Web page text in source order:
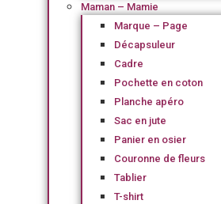
Maman – Mamie
Marque – Page
Décapsuleur
Cadre
Pochette en coton
Planche apéro
Sac en jute
Panier en osier
Couronne de fleurs
Tablier
T-shirt